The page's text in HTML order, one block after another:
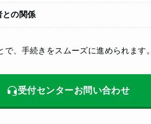
との関係
で、手続きをスムーズに進められます。
受付センターお問い合わせ